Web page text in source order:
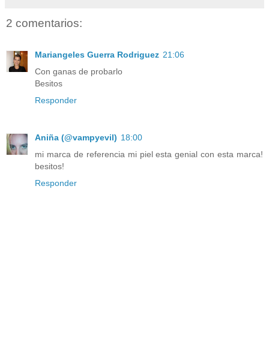
2 comentarios:
Mariangeles Guerra Rodriguez 21:06
Con ganas de probarlo
Besitos
Responder
Aniña (@vampyevil) 18:00
mi marca de referencia mi piel esta genial con esta marca!
besitos!
Responder